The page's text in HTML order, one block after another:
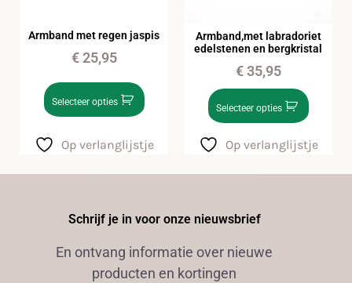
Armband met regen jaspis
€25,95
Selecteer opties
Op verlanglijstje
Armband,met labradoriet
edelstenen en bergkristal
€35,95
Selecteer opties
Op verlanglijstje
Schrijf je in voor onze nieuwsbrief
En ontvang informatie over nieuwe
producten en kortingen